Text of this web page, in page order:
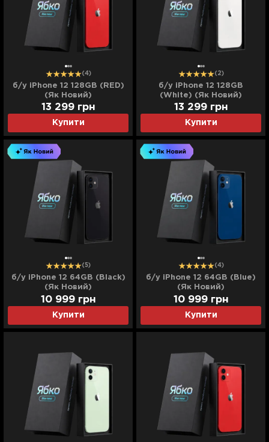
(4)
б/у iPhone 12 128GB (RED)
(Як Новий)
Купити
13 299 грн
(2)
б/у iPhone 12 128GB
(White) (Як Новий)
Купити
13 299 грн
(5)
б/у iPhone 12 64GB (Black)
(Як Новий)
Купити
10 999 грн
(4)
б/у iPhone 12 64GB (Blue)
(Як Новий)
Купити
10 999 грн